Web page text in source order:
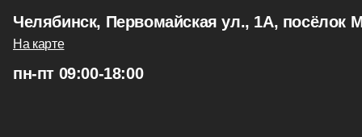
Челябинск, Первомайская ул., 1А, посёлок
На карте
пн-пт 09:00-18:00